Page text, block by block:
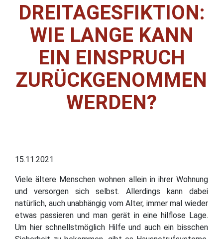
DREITAGESFIKTION:
WIE LANGE KANN
EIN EINSPRUCH
ZURÜCKGENOMMEN
WERDEN?
15.11.2021
Viele ältere Menschen wohnen allein in ihrer Wohnung
und versorgen sich selbst. Allerdings kann dabei
natürlich, auch unabhängig vom Alter, immer mal wieder
etwas passieren und man gerät in eine hilflose Lage.
Um hier schnellstmöglich Hilfe und auch ein bisschen